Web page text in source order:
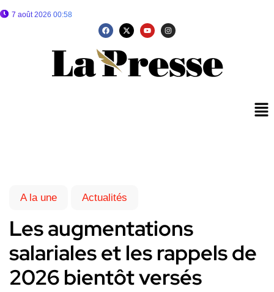
7 août 2026 00:58
A la une Actualités
Les augmentations
salariales et les rappels de
2026 bientôt versés